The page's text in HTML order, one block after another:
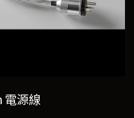
電源線